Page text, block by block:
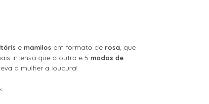
e mamilos em formato de rosa, que
intensa que a outra e 5 modos de
a mulher a loucura!